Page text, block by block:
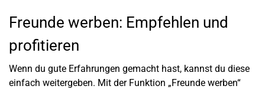
Freunde werben: Empfehlen und
profitieren
Wenn du gute Erfahrungen gemacht hast, kannst du diese
einfach weitergeben. Mit der Funktion „Freunde werben“